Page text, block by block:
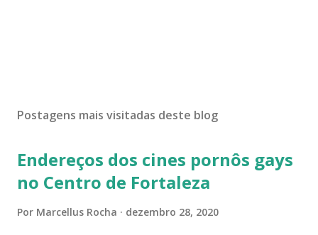
Postagens mais visitadas deste blog
Endereços dos cines pornôs gays
no Centro de Fortaleza
Por Marcellus Rocha dezembro 28, 2020